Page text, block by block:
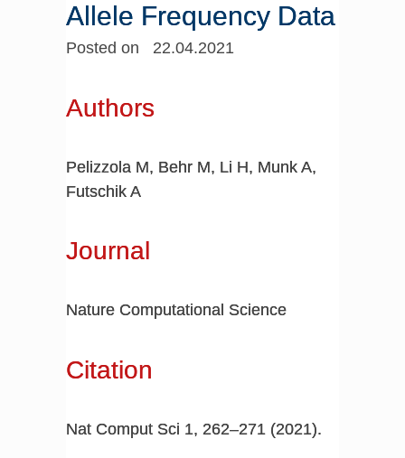
Allele Frequency Data
Posted on 22.04.2021
Authors
Pelizzola M, Behr M, Li H, Munk A,
Futschik A
Journal
Nature Computational Science
Citation
Nat Comput Sci 1, 262–271 (2021).